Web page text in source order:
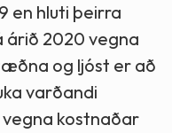
en hluti þeirra
2020 vegna
og ljóst er að
varðandi
kostnaðar